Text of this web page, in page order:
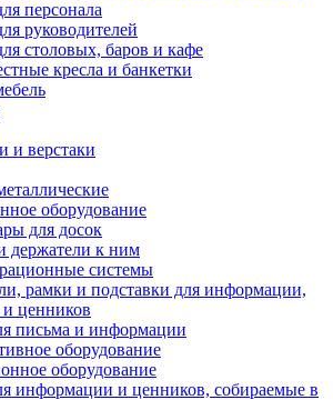
персонала
руководителей
столовых, баров и кафе
кресла и банкетки
и верстаки
оборудование
для досок
держатели к ним
системы
рамки и подставки для информации,
ценников
письма и информации
оборудование
оборудование
информации и ценников, собираемые в